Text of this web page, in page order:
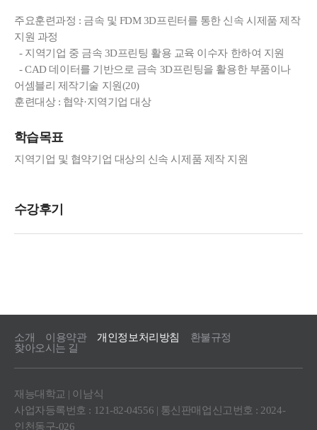
주요훈련과정 : 금속 및 FDM 3D프린터를 통한 신속 시제품 제작
지원 과정
- 지역기업 중 금속 3D프린팅 활용 교육 이수자 한하여 지원
- CAD 데이터를 기반으로 금속 3D프린팅을 활용한 부품이나
어셈블리 제작기술 지원(20)
훈련대상 : 협약·지역기업 대상
학습목표
지역기업 및 협약기업 대상의 신속 시제품 제작 지원
소개 이용약관 개인정보처리방침
환불규정
찾아오시는 길
재능대학교 | 이남식
사업자등록번호 : 121-82-04556 | 통신판매업신고번호 : 2024-
인천동구-026